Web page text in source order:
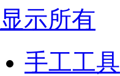
显示所有
手工工具